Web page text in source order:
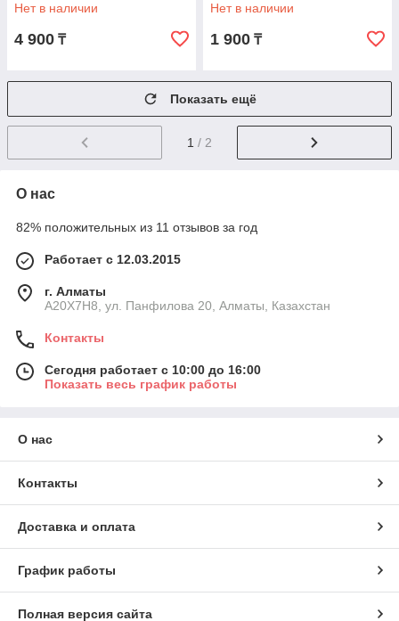
Нет в наличии
4 900 ₸
Нет в наличии
1 900 ₸
Показать ещё
1 / 2
О нас
82% положительных из 11 отзывов за год
Работает с 12.03.2015
г. Алматы
A20X7H8, ул. Панфилова 20, Алматы, Казахстан
Контакты
Сегодня работает с 10:00 до 16:00
Показать весь график работы
О нас
Контакты
Доставка и оплата
График работы
Полная версия сайта